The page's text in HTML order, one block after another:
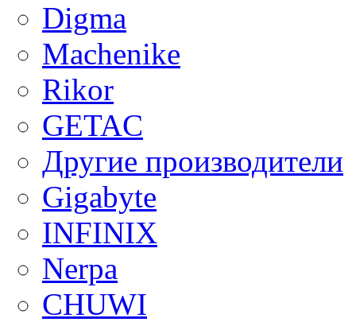
Digma
Machenike
Rikor
GETAC
Другие производители
Gigabyte
INFINIX
Nerpa
CHUWI